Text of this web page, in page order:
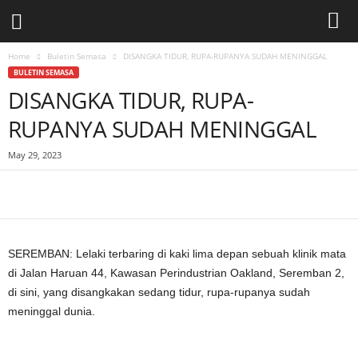
Home Buletin Semasa DISANGKA TIDUR, RUPA-RUPANYA SUDAH MENINGGAL
BULETIN SEMASA
DISANGKA TIDUR, RUPA-
RUPANYA SUDAH MENINGGAL
May 29, 2023
SEREMBAN: Lelaki terbaring di kaki lima depan sebuah klinik mata
di Jalan Haruan 44, Kawasan Perindustrian Oakland, Seremban 2,
di sini, yang disangkakan sedang tidur, rupa-rupanya sudah
meninggal dunia.